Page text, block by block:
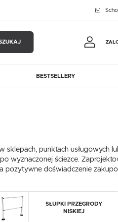
DODATKOWE KORZYŚCI:
zakupów
wprowadzania swoich danych przy
ZAREJESTRUJ SIĘ
ICE HORIZON
LOZAMET
SAYL
BESTSELLERY
sklepach, punktach usługowych
wyznaczonej ścieżce.
pozytywne doświadczenie
SŁUPKI PRZEGRODY
NISKIEJ